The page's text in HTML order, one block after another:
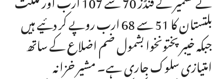
بلتستان کا 51 سے 68 ارب روپے کر دئیے ہیں
جبکہ خیبرپختونخوا بشمول ضم اضلاع کے ساتھ
امتیازی سلوک جاری ہے۔ مشیر خزانہ